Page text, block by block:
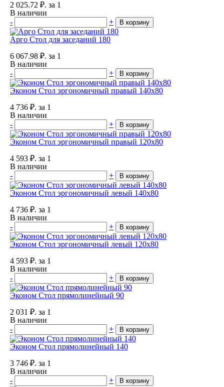
2 025.72 ₽. за 1
В наличии
-
+ В корзину
Арго Стол для заседаний 180
6 067.98 ₽. за 1
В наличии
-
+ В корзину
Эконом Стол эргономичный правый 140х80
4 736 ₽. за 1
В наличии
-
+ В корзину
Эконом Стол эргономичный правый 120х80
4 593 ₽. за 1
В наличии
-
+ В корзину
Эконом Стол эргономичный левый 140х80
4 736 ₽. за 1
В наличии
-
+ В корзину
Эконом Стол эргономичный левый 120х80
4 593 ₽. за 1
В наличии
-
+ В корзину
Эконом Стол прямолинейный 90
2 031 ₽. за 1
В наличии
-
+ В корзину
Эконом Стол прямолинейный 140
3 746 ₽. за 1
В наличии
-
+ В корзину